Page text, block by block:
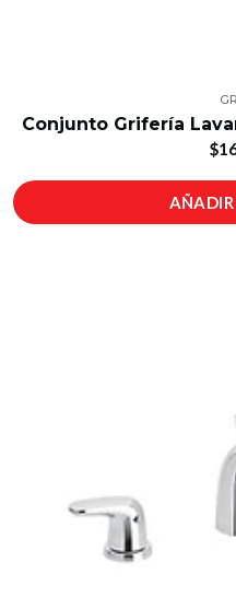
Conjunto Grifería
AÑADIR